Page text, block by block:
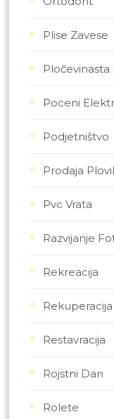
Plise Zavese
Pločevinasta
Poceni
Podjetništvo
Prodaja Plovil
Pvc Vrata
Razvijanje
Rekreacija
Rekuperacija
Restavracija
Rojstni Dan
Rolete